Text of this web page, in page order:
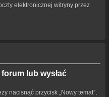
elektronicznej witryny przez
lub wysłać
nacisnąć przycisk „Nowy temat”,